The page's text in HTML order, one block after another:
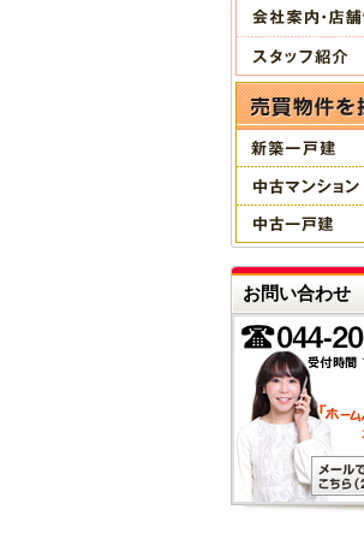
お問い合わせ